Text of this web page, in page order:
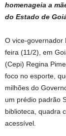
homenageia a
do Estado de
O vice-governador
feira (11/2), em
(Cepi) Regina
foco no esporte,
milhões do
um prédio padrão
biblioteca, quadra
acessível.